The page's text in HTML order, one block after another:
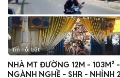
Tin nổi bật
NHÀ MT ĐƯỜNG 12M - 103M²
NGÀNH NGHỀ - SHR - NHỈNH